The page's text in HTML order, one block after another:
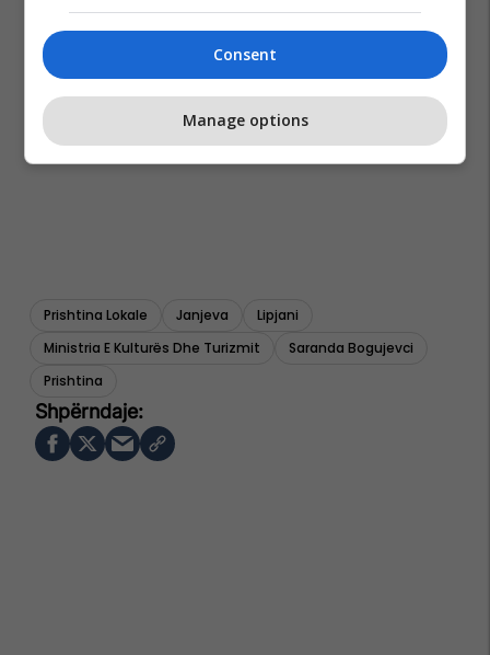
Prishtina Lokale Janjeva
Lipjani
Ministria E Kulturës Dhe Turizmit
Saranda Bogujevci
Prishtina
Consent
Manage options